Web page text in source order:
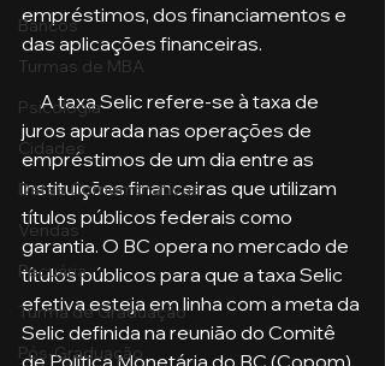
Bancos
Turmas de MBA
Psicologia
Cidades
Datas Comemorativas
Vendas
Pecuária
Turma de Graduação
Pós-Graduação
empréstimos, dos financiamentos e
das aplicações financeiras.
     A taxa Selic refere-se à taxa de
juros apurada nas operações de
empréstimos de um dia entre as
instituições financeiras que utilizam
títulos públicos federais como
garantia. O BC opera no mercado de
títulos públicos para que a taxa Selic
efetiva esteja em linha com a meta da
Selic definida na reunião do Comitê
de Política Monetária do BC (Copom).